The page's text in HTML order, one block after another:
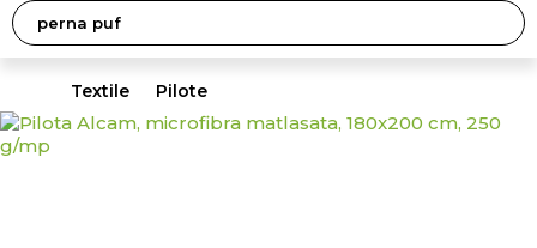
Textile Pilote